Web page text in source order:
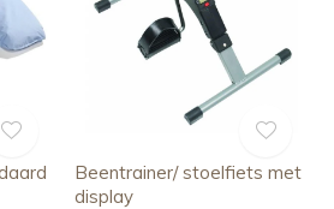
Beentrainer/ stoelfiets met
display